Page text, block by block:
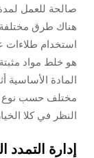
هناك طرق مختلفة
استخدام طلاءات
هو خلط مواد
المادة الأساسية
مختلف حسب نوع
النظر في كلا
إدارة التمدد